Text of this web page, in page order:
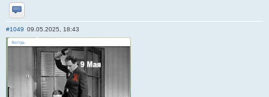
Отправить личное сообщение
#1049 09.05.2025, 18:43